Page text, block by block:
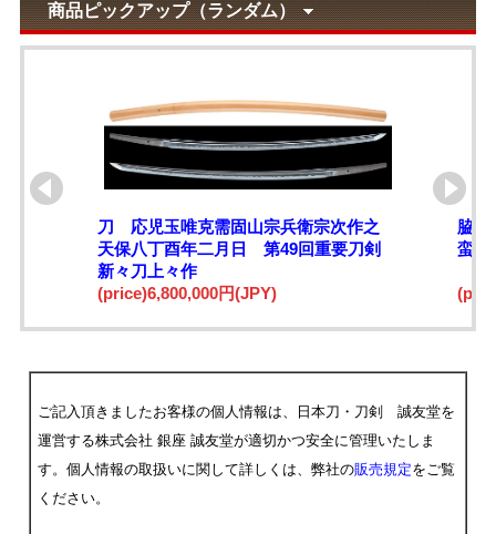
商品ピックアップ（ランダム）
刀 応児玉唯克需固山宗兵衛宗次作之
天保八丁酉年二月日 第49回重要刀剣
新々刀上々作
(price)6,800,000円(JPY)
脇
蛮鉄
ご記入頂きましたお客様の個人情報は、日本刀・刀剣 誠友堂を
運営する株式会社 銀座 誠友堂が適切かつ安全に管理いたしま
す。個人情報の取扱いに関して詳しくは、弊社の販売規定をご覧
ください。